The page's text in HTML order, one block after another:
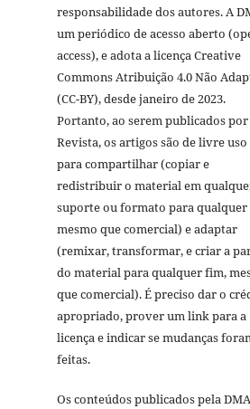
responsabilidade dos autores. A
um periódico de acesso aberto
access), e adota a licença Creative
Commons Atribuição 4.0 Não
(CC-BY), desde janeiro de 2023.
Portanto, ao serem publicados por
Revista, os artigos são de livre uso
para compartilhar (copiar e
redistribuir o material em
suporte ou formato para
mesmo que comercial) e adaptar
(remixar, transformar, e criar a
do material para qualquer fim,
que comercial). É preciso dar o
apropriado, prover um link para a
licença e indicar se mudanças
feitas.
Os conteúdos publicados pela